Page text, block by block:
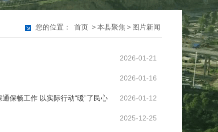
您的位置： 首页 >本县聚焦 > 图片新闻
2026-01-21
2026-01-16
保畅工作 以实际行动“暖”了民心 2026-01-12
2025-12-25